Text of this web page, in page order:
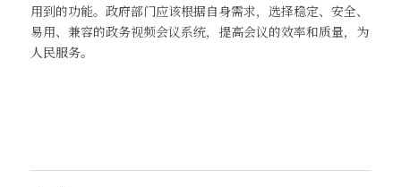
用到的功能。政府部门应该根据自身需求，选择稳定、安全、
易用、兼容的政务视频会议系统，提高会议的效率和质量，为
人民服务。